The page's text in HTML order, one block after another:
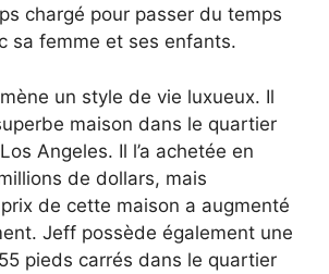
chargé pour passer du temps
sa femme et ses enfants.
un style de vie luxueux. Il
maison dans le quartier
Angeles. Il l’a achetée en
de dollars, mais
prix de cette maison a augmenté
Jeff possède également une
pieds carrés dans le quartier